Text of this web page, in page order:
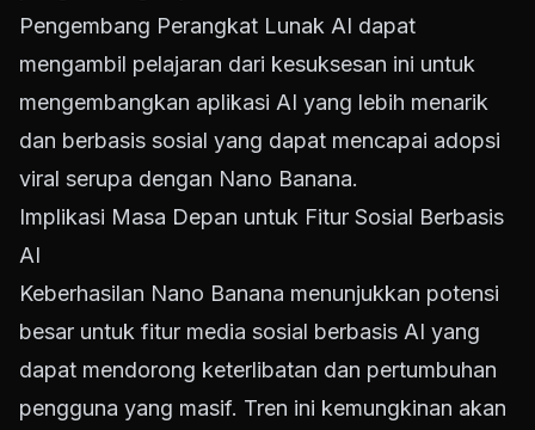
Pengembang Perangkat Lunak AI dapat
mengambil pelajaran dari kesuksesan ini untuk
mengembangkan aplikasi AI yang lebih menarik
dan berbasis sosial yang dapat mencapai adopsi
viral serupa dengan Nano Banana.
Implikasi Masa Depan untuk Fitur Sosial Berbasis
AI
Keberhasilan Nano Banana menunjukkan potensi
besar untuk fitur media sosial berbasis AI yang
dapat mendorong keterlibatan dan pertumbuhan
pengguna yang masif. Tren ini kemungkinan akan